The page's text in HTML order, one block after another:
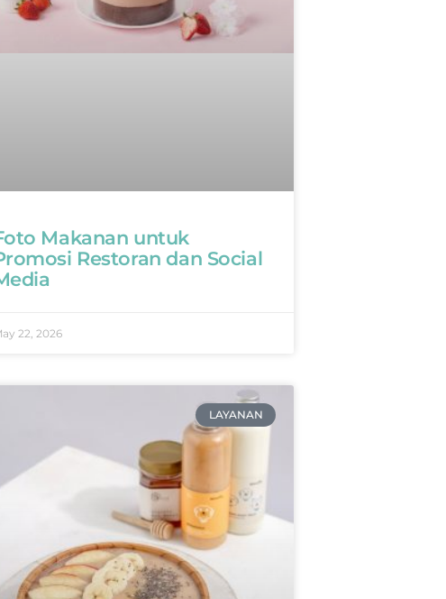
Makanan untuk
Restoran dan Social
22, 2026
LAYANAN